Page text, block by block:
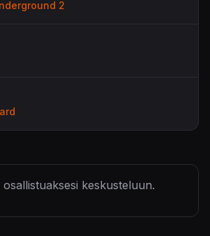
2
osallistuaksesi keskusteluun.